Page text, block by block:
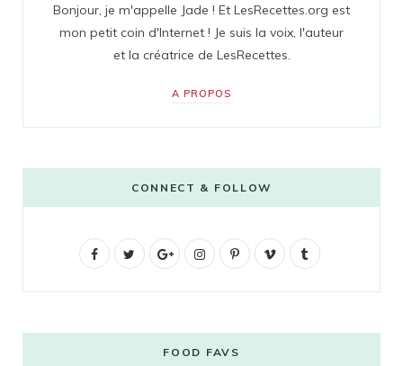
Bonjour, je m'appelle Jade ! Et LesRecettes.org est
mon petit coin d'Internet ! Je suis la voix, l'auteur
et la créatrice de LesRecettes.
A PROPOS
CONNECT & FOLLOW
F
G
g
I
t
P
V
FOOD FAVS